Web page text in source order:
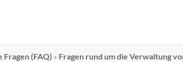
Fragen (FAQ) » Fragen rund um die Verwaltung